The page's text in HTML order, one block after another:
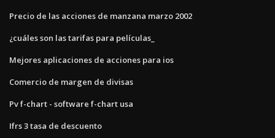
Precio de las acciones de manzana marzo 2002
¿cuáles son las tarifas para películas_
Mejores aplicaciones de acciones para ios
Comercio de margen de divisas
Pv f-chart - software f-chart usa
Ifrs 3 tasa de descuento